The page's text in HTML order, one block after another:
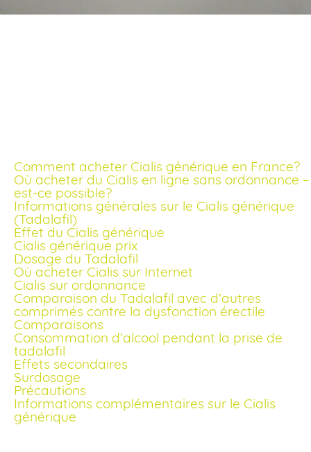
Comment acheter Cialis générique en France?
Où acheter du Cialis en ligne sans ordonnance –
est-ce possible?
Informations générales sur le Cialis générique
(Tadalafil)
Effet du Cialis générique
Cialis générique prix
Dosage du Tadalafil
Où acheter Cialis sur Internet
Cialis sur ordonnance
Comparaison du Tadalafil avec d’autres
comprimés contre la dysfonction érectile
Comparaisons
Consommation d’alcool pendant la prise de
tadalafil
Effets secondaires
Surdosage
Précautions
Informations complémentaires sur le Cialis
générique
Comment acheter Cialis générique en France?